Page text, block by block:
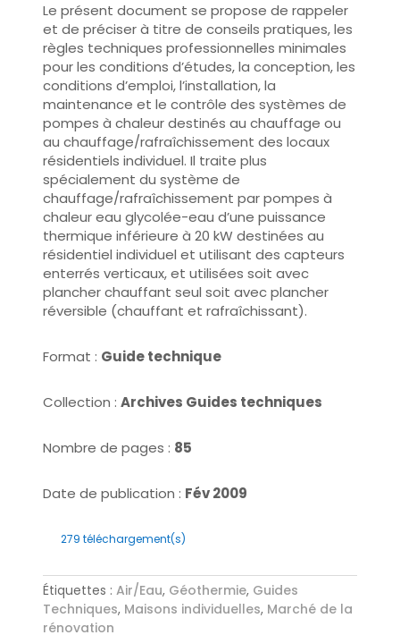
Le présent document se propose de rappeler
et de préciser à titre de conseils pratiques, les
règles techniques professionnelles minimales
pour les conditions d’études, la conception, les
conditions d’emploi, l’installation, la
maintenance et le contrôle des systèmes de
pompes à chaleur destinés au chauffage ou
au chauffage/rafraîchissement des locaux
résidentiels individuel. Il traite plus
spécialement du système de
chauffage/rafraîchissement par pompes à
chaleur eau glycolée-eau d’une puissance
thermique inférieure à 20 kW destinées au
résidentiel individuel et utilisant des capteurs
enterrés verticaux, et utilisées soit avec
plancher chauffant seul soit avec plancher
réversible (chauffant et rafraîchissant).
Format : Guide technique
Collection : Archives Guides techniques
Nombre de pages : 85
Date de publication : Fév 2009
279 téléchargement(s)
Étiquettes : Air/Eau, Géothermie, Guides
Techniques, Maisons individuelles, Marché de la
rénovation